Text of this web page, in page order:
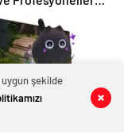
uygun şekilde